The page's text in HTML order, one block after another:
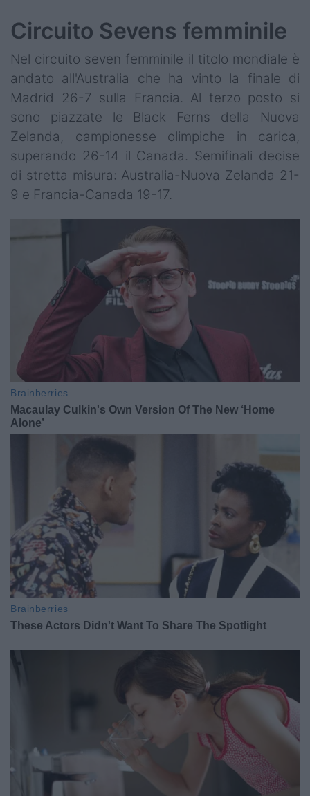
Circuito Sevens femminile
Nel circuito seven femminile il titolo mondiale è
andato all'Australia che ha vinto la finale di
Madrid 26-7 sulla Francia. Al terzo posto si
sono piazzate le Black Ferns della Nuova
Zelanda, campionesse olimpiche in carica,
superando 26-14 il Canada. Semifinali decise
di stretta misura: Australia-Nuova Zelanda 21-
9 e Francia-Canada 19-17.